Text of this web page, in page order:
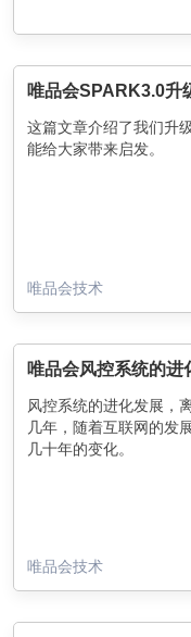
唯品会SPARK3.0升
这篇文章介绍了我们升
能给大家带来启发。
唯品会技术
唯品会风控系统的进
风控系统的进化发展，
几年，随着互联网的发
几十年的变化。
唯品会技术